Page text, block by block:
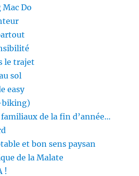
Do
le trajet
sol
easy
biking)
de la fin d’année…
et bon sens paysan
de la Malate
!